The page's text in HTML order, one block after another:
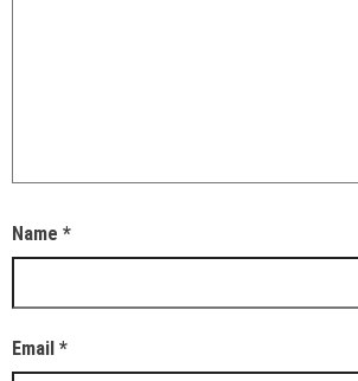
Name *
Email *